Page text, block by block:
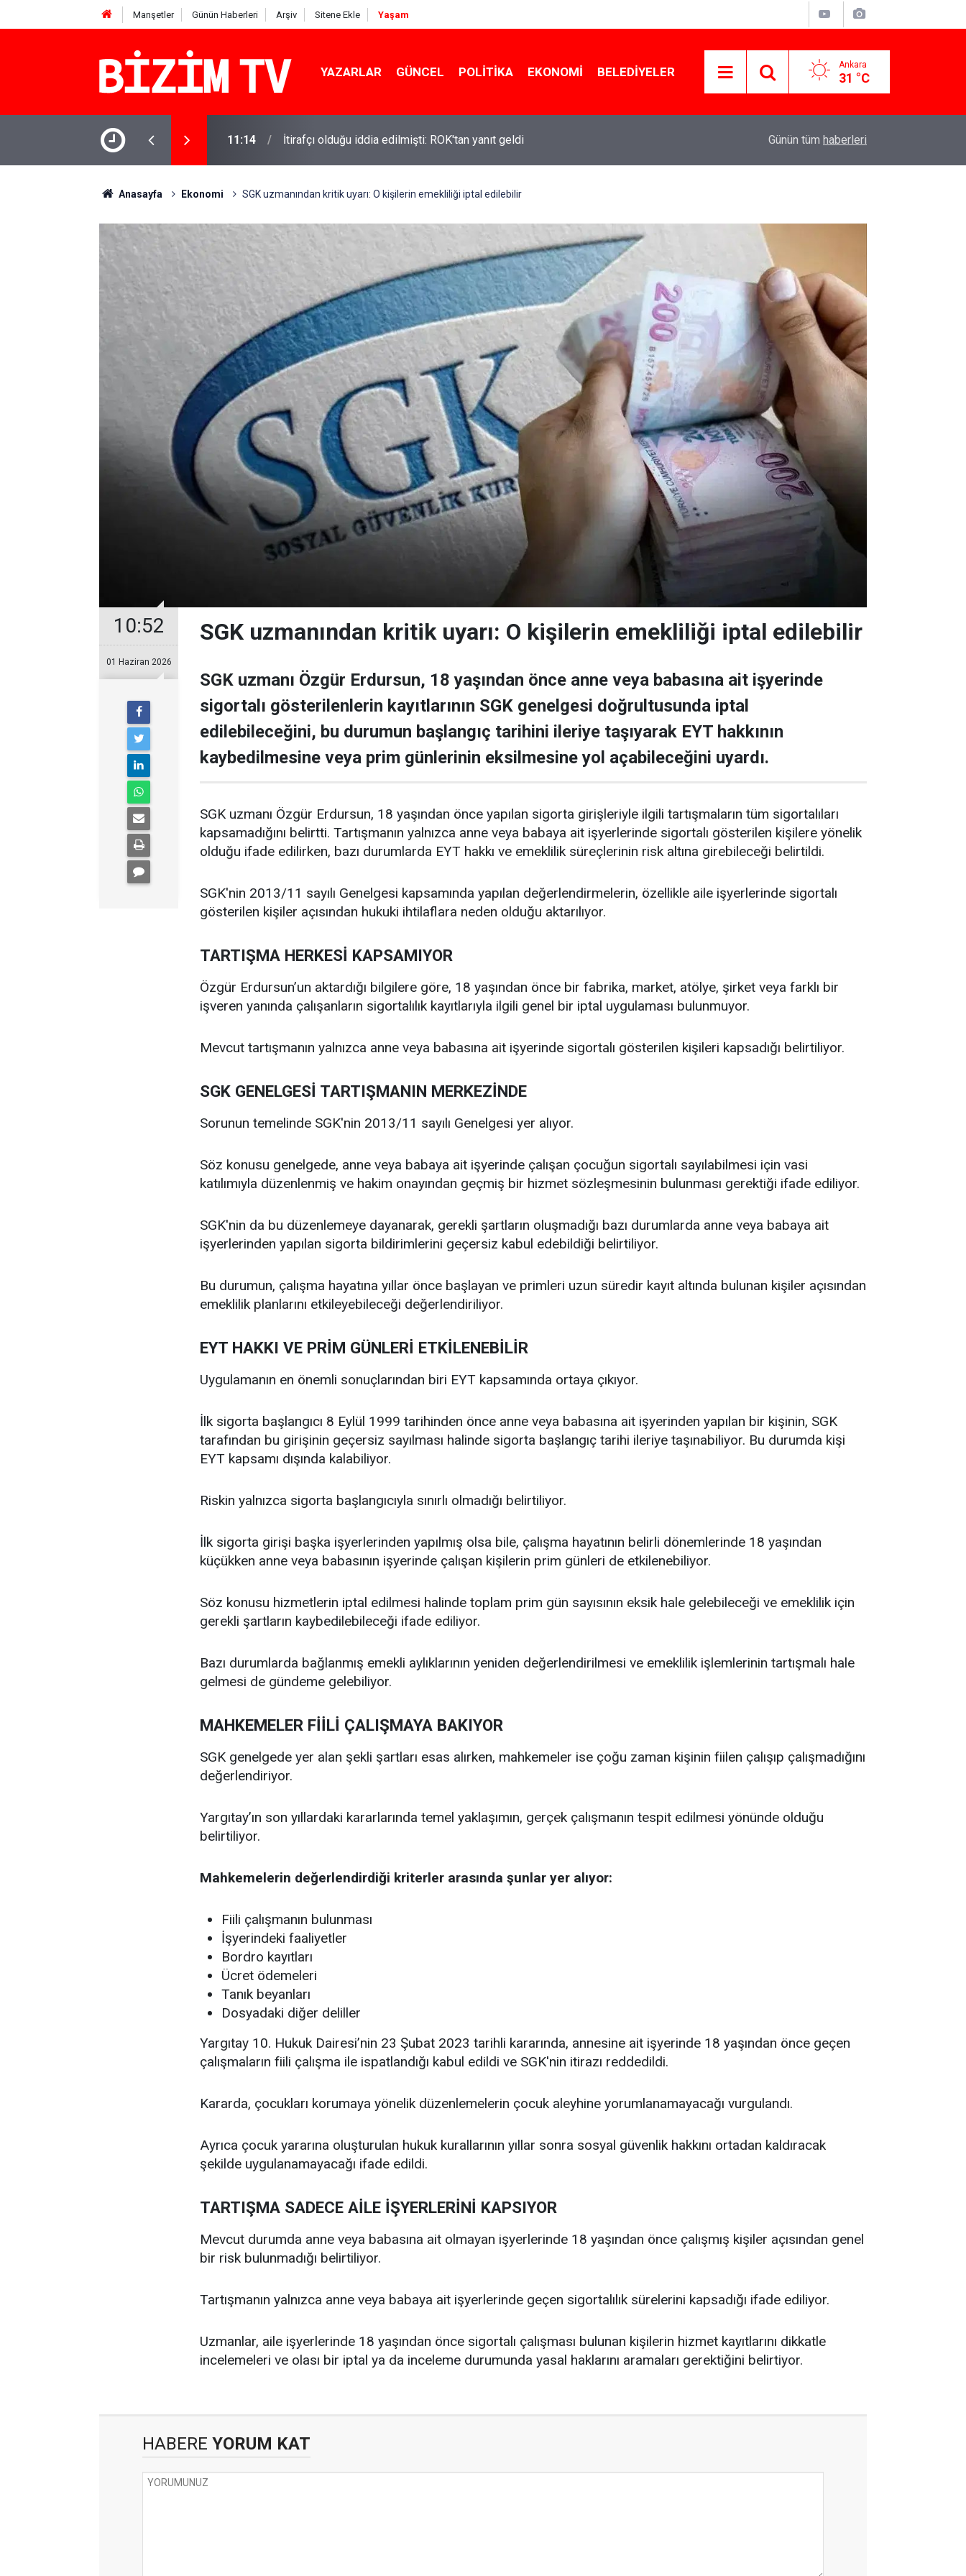
Manşetler Günün Haberleri Arşiv Sitene Ekle Yaşam
YAZARLAR GÜNCEL POLITIKA EKONOMI BELEDIYELER Ankara
31 °C
11:10 Yusuf Tekin açıkladı: YKS değişecek mi? Lüks yok, şatafat yok: YENİ Parti kapılarını açtı
Günün tüm haberleri
Anasayfa Ekonomi SGK uzmanından kritik uyarı: O kişilerin emekliliği iptal edilebilir
10:52
01 Haziran 2026
SGK uzmanından kritik uyarı: O kişilerin emekliliği iptal edilebilir
SGK uzmanı Özgür Erdursun, 18 yaşından önce anne veya babasına ait işyerinde
sigortalı gösterilenlerin kayıtlarının SGK genelgesi doğrultusunda iptal
edilebileceğini, bu durumun başlangıç tarihini ileriye taşıyarak EYT hakkının
kaybedilmesine veya prim günlerinin eksilmesine yol açabileceğini uyardı.
SGK uzmanı Özgür Erdursun, 18 yaşından önce yapılan sigorta girişleriyle ilgili tartışmaların tüm sigortalıları
kapsamadığını belirtti. Tartışmanın yalnızca anne veya babaya ait işyerlerinde sigortalı gösterilen kişilere yönelik
olduğu ifade edilirken, bazı durumlarda EYT hakkı ve emeklilik süreçlerinin risk altına girebileceği belirtildi.
SGK'nin 2013/11 sayılı Genelgesi kapsamında yapılan değerlendirmelerin, özellikle aile işyerlerinde sigortalı
gösterilen kişiler açısından hukuki ihtilaflara neden olduğu aktarılıyor.
TARTIŞMA HERKESİ KAPSAMIYOR
Özgür Erdursun’un aktardığı bilgilere göre, 18 yaşından önce bir fabrika, market, atölye, şirket veya farklı bir
işveren yanında çalışanların sigortalılık kayıtlarıyla ilgili genel bir iptal uygulaması bulunmuyor.
Mevcut tartışmanın yalnızca anne veya babasına ait işyerinde sigortalı gösterilen kişileri kapsadığı belirtiliyor.
SGK GENELGESİ TARTIŞMANIN MERKEZİNDE
Sorunun temelinde SGK'nin 2013/11 sayılı Genelgesi yer alıyor.
Söz konusu genelgede, anne veya babaya ait işyerinde çalışan çocuğun sigortalı sayılabilmesi için vasi
katılımıyla düzenlenmiş ve hakim onayından geçmiş bir hizmet sözleşmesinin bulunması gerektiği ifade ediliyor.
SGK'nin da bu düzenlemeye dayanarak, gerekli şartların oluşmadığı bazı durumlarda anne veya babaya ait
işyerlerinden yapılan sigorta bildirimlerini geçersiz kabul edebildiği belirtiliyor.
Bu durumun, çalışma hayatına yıllar önce başlayan ve primleri uzun süredir kayıt altında bulunan kişiler açısından
emeklilik planlarını etkileyebileceği değerlendiriliyor.
EYT HAKKI VE PRİM GÜNLERİ ETKİLENEBİLİR
Uygulamanın en önemli sonuçlarından biri EYT kapsamında ortaya çıkıyor.
İlk sigorta başlangıcı 8 Eylül 1999 tarihinden önce anne veya babasına ait işyerinden yapılan bir kişinin, SGK
tarafından bu girişinin geçersiz sayılması halinde sigorta başlangıç tarihi ileriye taşınabiliyor. Bu durumda kişi
EYT kapsamı dışında kalabiliyor.
Riskin yalnızca sigorta başlangıcıyla sınırlı olmadığı belirtiliyor.
İlk sigorta girişi başka işyerlerinden yapılmış olsa bile, çalışma hayatının belirli dönemlerinde 18 yaşından
küçükken anne veya babasının işyerinde çalışan kişilerin prim günleri de etkilenebiliyor.
Söz konusu hizmetlerin iptal edilmesi halinde toplam prim gün sayısının eksik hale gelebileceği ve emeklilik için
gerekli şartların kaybedilebileceği ifade ediliyor.
Bazı durumlarda bağlanmış emekli aylıklarının yeniden değerlendirilmesi ve emeklilik işlemlerinin tartışmalı hale
gelmesi de gündeme gelebiliyor.
MAHKEMELER FİİLİ ÇALIŞMAYA BAKIYOR
SGK genelgede yer alan şekli şartları esas alırken, mahkemeler ise çoğu zaman kişinin fiilen çalışıp çalışmadığını
değerlendiriyor.
Yargıtay’ın son yıllardaki kararlarında temel yaklaşımın, gerçek çalışmanın tespit edilmesi yönünde olduğu
belirtiliyor.
Mahkemelerin değerlendirdiği kriterler arasında şunlar yer alıyor:
Fiili çalışmanın bulunması
İşyerindeki faaliyetler
Bordro kayıtları
Ücret ödemeleri
Tanık beyanları
Dosyadaki diğer deliller
Yargıtay 10. Hukuk Dairesi’nin 23 Şubat 2023 tarihli kararında, annesine ait işyerinde 18 yaşından önce geçen
çalışmaların fiili çalışma ile ispatlandığı kabul edildi ve SGK'nin itirazı reddedildi.
Kararda, çocukları korumaya yönelik düzenlemelerin çocuk aleyhine yorumlanamayacağı vurgulandı.
Ayrıca çocuk yararına oluşturulan hukuk kurallarının yıllar sonra sosyal güvenlik hakkını ortadan kaldıracak
şekilde uygulanamayacağı ifade edildi.
TARTIŞMA SADECE AİLE İŞYERLERİNİ KAPSIYOR
Mevcut durumda anne veya babasına ait olmayan işyerlerinde 18 yaşından önce çalışmış kişiler açısından genel
bir risk bulunmadığı belirtiliyor.
Tartışmanın yalnızca anne veya babaya ait işyerlerinde geçen sigortalılık sürelerini kapsadığı ifade ediliyor.
Uzmanlar, aile işyerlerinde 18 yaşından önce sigortalı çalışması bulunan kişilerin hizmet kayıtlarını dikkatle
incelemeleri ve olası bir iptal ya da inceleme durumunda yasal haklarını aramaları gerektiğini belirtiyor.
HABERE YORUM KAT